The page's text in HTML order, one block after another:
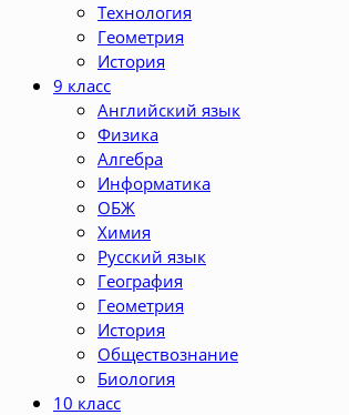
Технология
Геометрия
История
9 класс
Английский язык
Физика
Алгебра
Информатика
ОБЖ
Химия
Русский язык
География
Геометрия
История
Обществознание
Биология
10 класс